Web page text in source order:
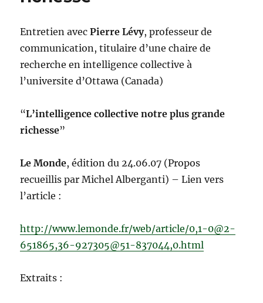
Entretien avec Pierre Lévy, professeur de
communication, titulaire d’une chaire de
recherche en intelligence collective à
l’universite d’Ottawa (Canada)
“L’intelligence collective notre plus grande
richesse”
Le Monde, édition du 24.06.07 (Propos
recueillis par Michel Alberganti) – Lien vers
l’article :
http://www.lemonde.fr/web/article/0,1-0@2-
651865,36-927305@51-837044,0.html
Extraits :